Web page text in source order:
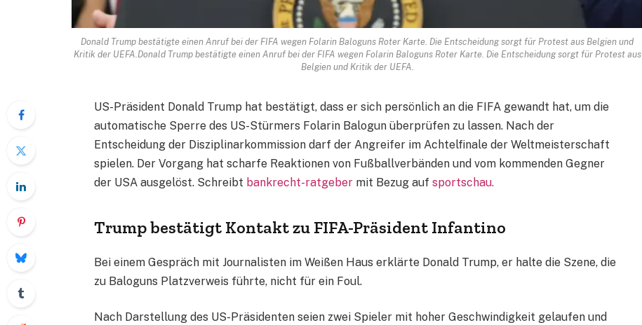
Donald Trump bestätigte einen Anruf bei der FIFA wegen Folarin Baloguns Roter Karte. Die Entscheidung sorgt für Protest aus Belgien und
Kritik der UEFA.Donald Trump bestätigte einen Anruf bei der FIFA wegen Folarin Baloguns Roter Karte. Die Entscheidung sorgt für Protest aus
Belgien und Kritik der UEFA.
US-Präsident Donald Trump hat bestätigt, dass er sich persönlich an die FIFA gewandt hat, um die
automatische Sperre des US-Stürmers Folarin Balogun überprüfen zu lassen. Nach der
Entscheidung der Disziplinarkommission darf der Angreifer im Achtelfinale der Weltmeisterschaft
spielen. Der Vorgang hat scharfe Reaktionen von Fußballverbänden und vom kommenden Gegner
der USA ausgelöst. Schreibt bankrecht-ratgeber mit Bezug aufsportschau.
Trump bestätigt Kontakt zu FIFA-Präsident Infantino
Bei einem Gespräch mit Journalisten im Weißen Haus erklärte Donald Trump, er halte die Szene, die
zu Baloguns Platzverweis führte, nicht für ein Foul.
Nach Darstellung des US-Präsidenten seien zwei Spieler mit hoher Geschwindigkeit gelaufen und